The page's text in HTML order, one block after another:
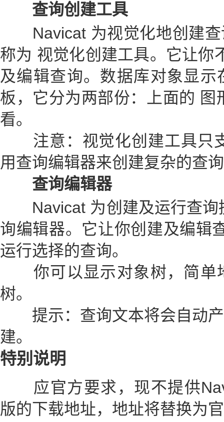
查询创建工具
Navicat 为视觉化地创建查
称为 视觉化创建工具。它让你
及编辑查询。数据库对象显
板，它分为两部份：上面的
看。
注意：视觉化创建工具只
用查询编辑器来创建复杂的查
查询编辑器
Navicat 为创建及运行查询
询编辑器。它让你创建及编辑
运行选择的查询。
你可以显示对象树，简单
树。
提示：查询文本将会自动产
建。
特别说明
应官方要求，现不提供
版的下载地址，地址将替换为